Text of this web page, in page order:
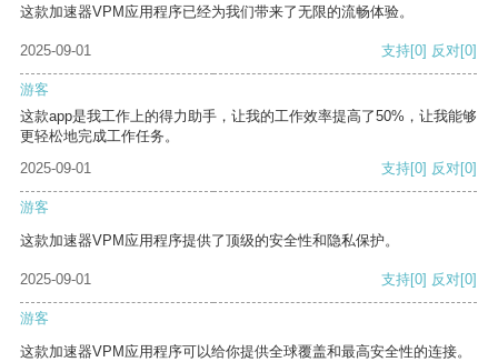
这款加速器VPM应用程序已经为我们带来了无限的流畅体验。
2025-09-01 支持[0] 反对[0]
游客
这款app是我工作上的得力助手，让我的工作效率提高了50%，让我能够
更轻松地完成工作任务。
2025-09-01
支持[0] 反对[0]
游客
这款加速器VPM应用程序提供了顶级的安全性和隐私保护。
2025-09-01 支持[0] 反对[0]
游客
这款加速器VPM应用程序可以给你提供全球覆盖和最高安全性的连接。